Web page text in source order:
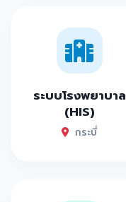
ระบบโรงพยาบาล
(HIS)
กระบี่